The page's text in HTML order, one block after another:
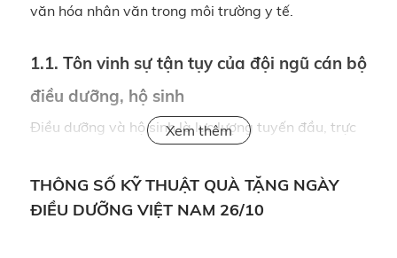
văn hóa nhân văn trong môi trường y tế.
1.1. Tôn vinh sự tận tụy của đội ngũ cán bộ
điều dưỡng, hộ sinh
Điều dưỡng và hộ sinh là lực lượng tuyến đầu, trực
thực hiện các công việc chuyên môn mà còn đóng
vai trò hỗ trợ tinh thần cho người bệnh. Một món
THÔNG SỐ KỸ THUẬT QUÀ TẶNG NGÀY
ĐIỀU DƯỠNG VIỆT NAM 26/10